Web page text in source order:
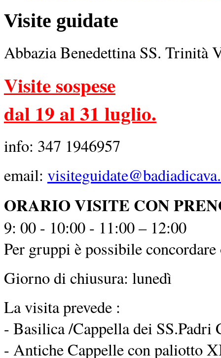
Visite guidate
Abbazia Benedettina SS. Trinità
Visite sospese
dal 19 al 31 luglio.
info: 347 1946957
email:
ORARIO VISITE CON
9: 00 - 10:00 - 11:00 – 12:00
Per gruppi è possibile
Giorno di chiusura: lunedì
La visita prevede :
- Basilica /Cappella dei
- Antiche Cappelle con paliotto